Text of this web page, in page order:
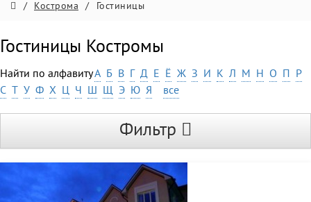
/ Кострома / Гостиницы
Гостиницы Костромы
Найти по алфавитуА Б В Г Д Е Ё Ж З И К Л М Н О П Р
С Т У Ф Х Ц Ч Ш Щ Э Ю Я все
Фильтр